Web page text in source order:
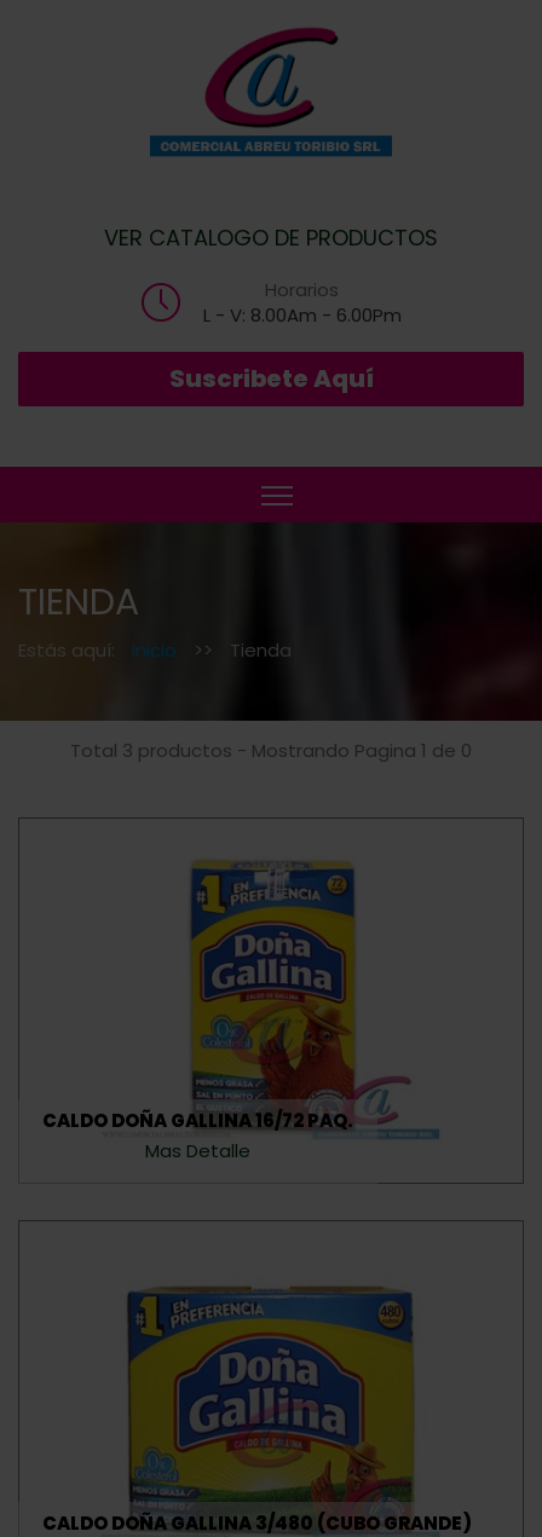
VER CATALOGO DE PRODUCTOS
Horarios
L - V: 8.00Am - 6.00Pm
Suscribete Aquí
TIENDA
Estás aquí: Inicio >> Tienda
Total 3 productos - Mostrando Pagina 1 de 0
CALDO DOÑA GALLINA 16/72 PAQ.
Mas Detalle
CALDO DOÑA GALLINA 3/480 (CUBO GRANDE)